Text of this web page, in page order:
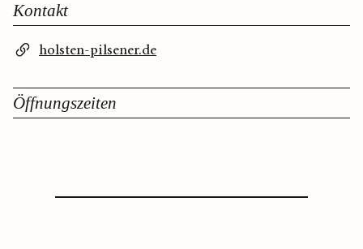
Kontakt
holsten-pilsener.de
Öffnungszeiten